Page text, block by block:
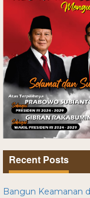
Recent Posts
Bangun Keamanan